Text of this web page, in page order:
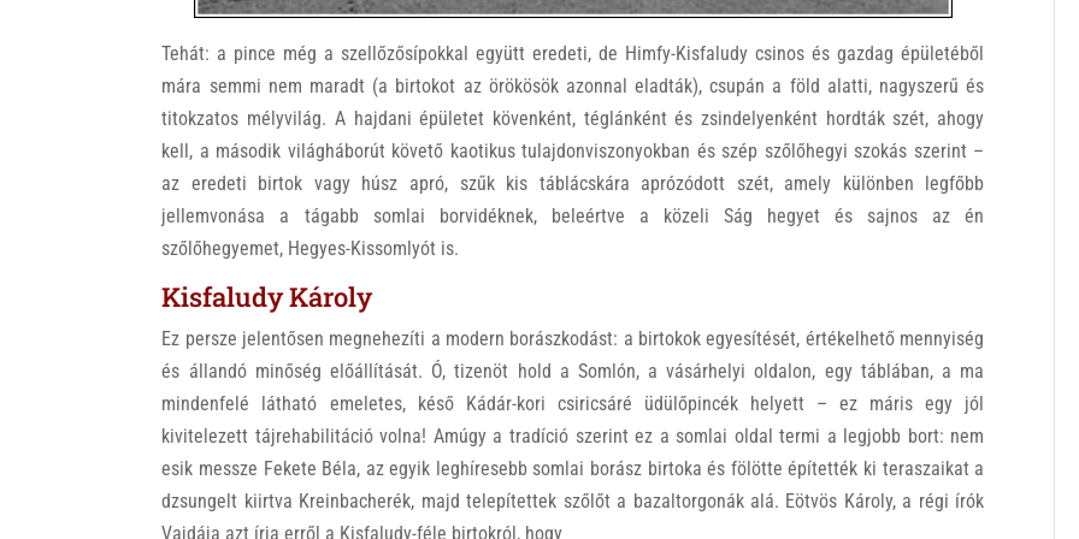
Tehát: a pince még a szellőzősípokkal együtt eredeti, de Himfy-Kisfaludy csinos és gazdag épületéből
mára semmi nem maradt (a birtokot az örökösök azonnal eladták), csupán a föld alatti, nagyszerű és
titokzatos mélyvilág. A hajdani épületet kövenként, téglánként és zsindelyenként hordták szét, ahogy
kell, a második világháborút követő kaotikus tulajdonviszonyokban és szép szőlőhegyi szokás szerint –
az eredeti birtok vagy húsz apró, szűk kis táblácskára aprózódott szét, amely különben legfőbb
jellemvonása a tágabb somlai borvidéknek, beleértve a közeli Ság hegyet és sajnos az én
szőlőhegyemet, Hegyes-Kissomlyót is.
Kisfaludy Károly
Ez persze jelentősen megnehezíti a modern borászkodást: a birtokok egyesítését, értékelhető mennyiség
és állandó minőség előállítását. Ó, tizenöt hold a Somlón, a vásárhelyi oldalon, egy táblában, a ma
mindenfelé látható emeletes, késő Kádár-kori csiricsáré üdülőpincék helyett – ez máris egy jól
kivitelezett tájrehabilitáció volna! Amúgy a tradíció szerint ez a somlai oldal termi a legjobb bort: nem
esik messze Fekete Béla, az egyik leghíresebb somlai borász birtoka és fölötte építették ki teraszaikat a
dzsungelt kiirtva Kreinbacherék, majd telepítettek szőlőt a bazaltorgonák alá. Eötvös Károly, a régi írók
Vajdája azt írja erről a Kisfaludy-féle birtokról, hogy